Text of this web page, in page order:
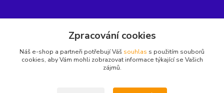
+420775654704
Zpracování cookies
Náš e-shop a partneři potřebují Váš souhlas s použitím souborů
cookies, aby Vám mohli zobrazovat informace týkající se Vašich
zájmů.